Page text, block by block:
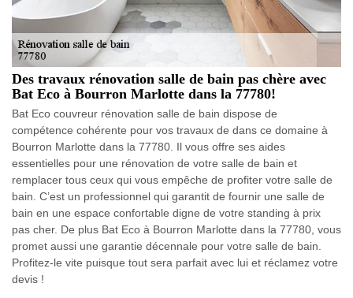
Des travaux rénovation salle de bain pas chère avec
Bat Eco à Bourron Marlotte dans la 77780!
Bat Eco couvreur rénovation salle de bain dispose de
compétence cohérente pour vos travaux de dans ce domaine à
Bourron Marlotte dans la 77780. Il vous offre ses aides
essentielles pour une rénovation de votre salle de bain et
remplacer tous ceux qui vous empêche de profiter votre salle de
bain. C’est un professionnel qui garantit de fournir une salle de
bain en une espace confortable digne de votre standing à prix
pas cher. De plus Bat Eco à Bourron Marlotte dans la 77780, vous
promet aussi une garantie décennale pour votre salle de bain.
Profitez-le vite puisque tout sera parfait avec lui et réclamez votre
devis !